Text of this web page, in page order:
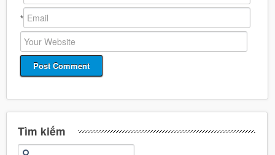
*
Tìm kiếm